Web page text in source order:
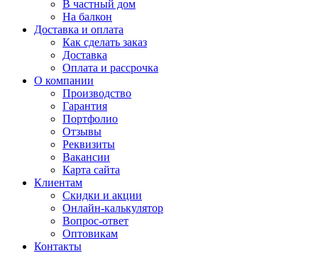
В частный дом
На балкон
Доставка и оплата
Как сделать заказ
Доставка
Оплата и рассрочка
О компании
Производство
Гарантия
Портфолио
Отзывы
Реквизиты
Вакансии
Карта сайта
Клиентам
Скидки и акции
Онлайн-калькулятор
Вопрос-ответ
Оптовикам
Контакты